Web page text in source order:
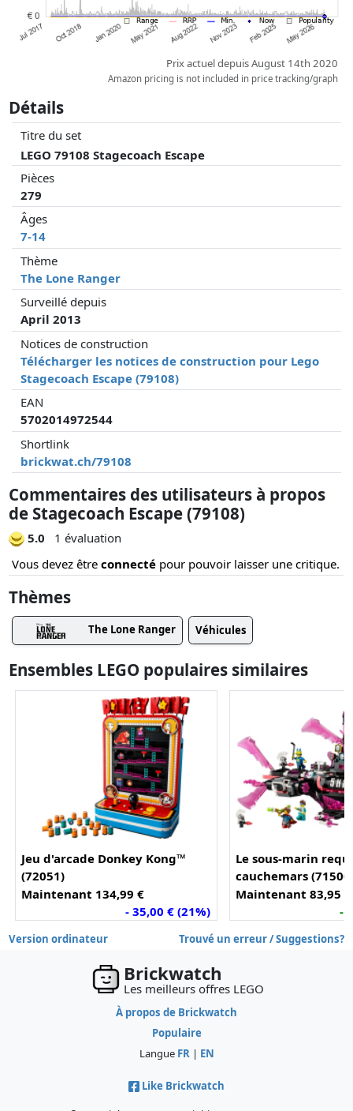
Prix actuel depuis August 14th 2020
Amazon pricing is not included in price tracking/graph
Détails
Titre du set
LEGO 79108 Stagecoach Escape
Pièces
279
Âges
7-14
Thème
The Lone Ranger
Surveillé depuis
April 2013
Notices de construction
Télécharger les notices de construction pour Lego
Stagecoach Escape (79108)
EAN
5702014972544
Shortlink
brickwat.ch/79108
Commentaires des utilisateurs à propos
de Stagecoach Escape (79108)
5.0
1 évaluation
Vous devez être connecté pour pouvoir laisser une critique.
Thèmes
The Lone Ranger Véhicules
Ensembles LEGO populaires similaires
Jeu d'arcade Donkey Kong™
(72051)
Maintenant 134,99 €
- 35,00 € (21%)
Le sous-marin
cauchemars
Maintenant 83,95 €
-
Version ordinateur Trouvé un erreur / Suggestions?
Brickwatch
Les meilleurs offres LEGO
À propos de Brickwatch
Populaire
Langue FR| EN
Like Brickwatch